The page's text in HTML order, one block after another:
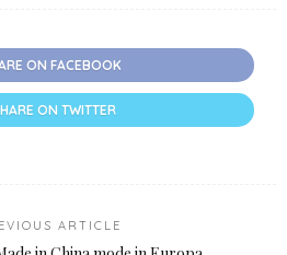
ON FACEBOOK
ON TWITTER
ARTICLE